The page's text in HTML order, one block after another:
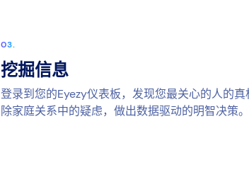
挖掘信息
登录到您的Eyezy仪表板，发现您最关心的人的真
除家庭关系中的疑虑，做出数据驱动的明智决策。